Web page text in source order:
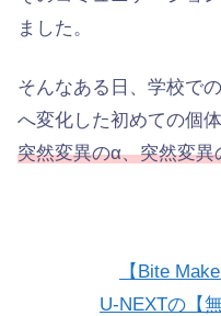
ました。
そんなある日、学校で
へ変化した初めての個
突然変異のα、突然変
【Bite
U-NEXTの【